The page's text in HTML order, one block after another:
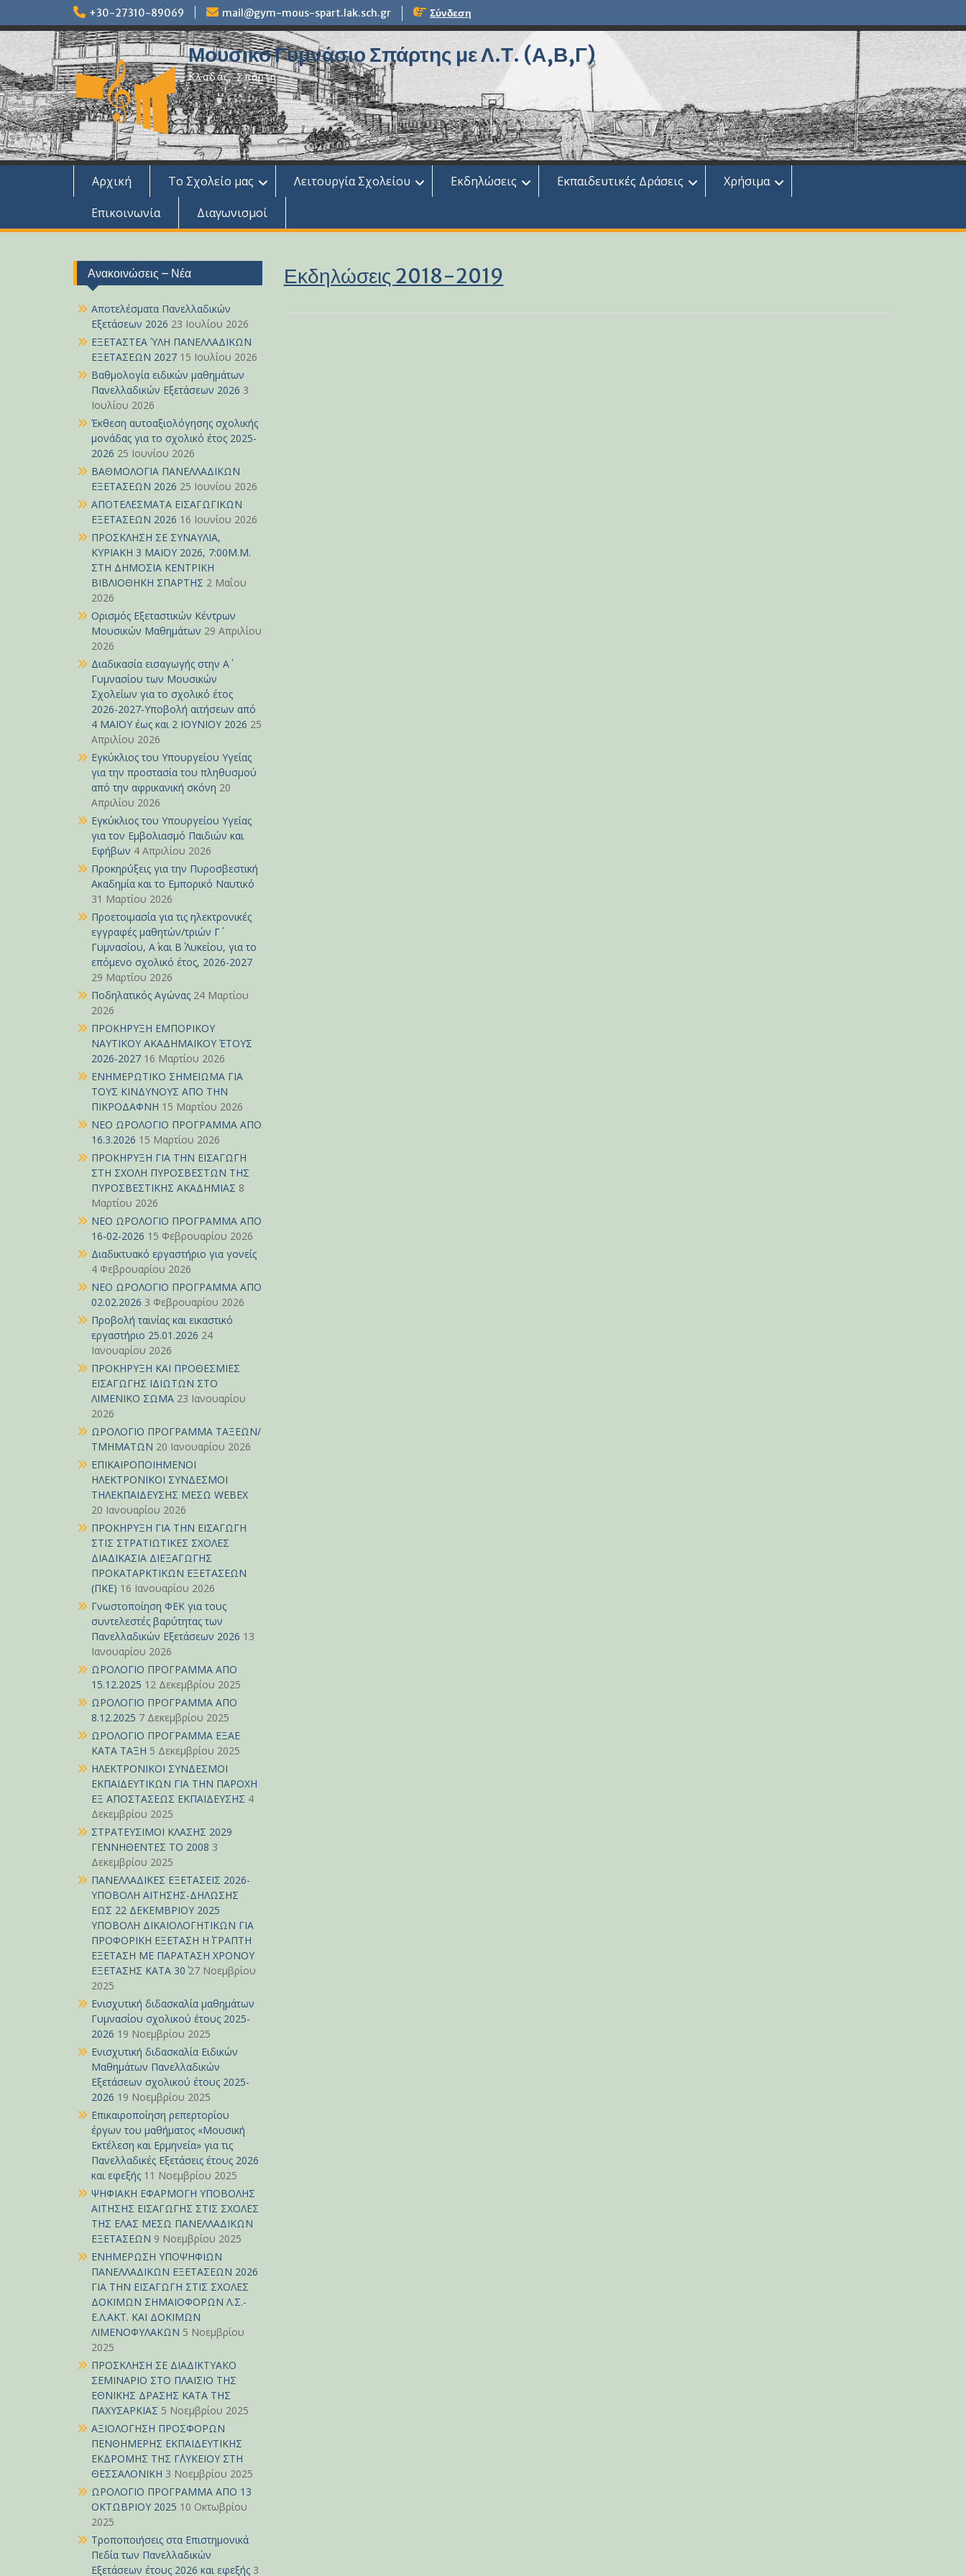
to
content
+30-27310-89069 mail@gym-mous-spart.lak.sch.gr Σύνδεση
Μουσικό Γυμνάσιο Σπάρτης με Λ.Τ. (Α,Β,Γ)
Κλαδάς, Σπάρτη
Αρχική Το Σχολείο μας Λειτουργία Σχολείου Εκδηλώσεις Εκπαιδευτικές Δράσεις
Χρήσιμα
Επικοινωνία
Διαγωνισμοί
Εκδηλώσεις 2018-2019
Ανακοινώσεις – Νέα
Αποτελέσματα Πανελλαδικών
Εξετάσεων 2026 23 Ιουλίου 2026
ΕΞΕΤΑΣΤΕΑ ΎΛΗ ΠΑΝΕΛΛΑΔΙΚΩΝ
ΕΞΕΤΑΣΕΩΝ 2027 15 Ιουλίου 2026
Βαθμολογία ειδικών μαθημάτων
Πανελλαδικών Εξετάσεων 2026 3
Ιουλίου 2026
Έκθεση αυτοαξιολόγησης σχολικής
μονάδας για το σχολικό έτος 2025-
2026 25 Ιουνίου 2026
ΒΑΘΜΟΛΟΓΙΑ ΠΑΝΕΛΛΑΔΙΚΩΝ
ΕΞΕΤΑΣΕΩΝ 2026 25 Ιουνίου 2026
ΑΠΟΤΕΛΕΣΜΑΤΑ ΕΙΣΑΓΩΓΙΚΩΝ
ΕΞΕΤΑΣΕΩΝ 2026 16 Ιουνίου 2026
ΠΡΟΣΚΛΗΣΗ ΣΕ ΣΥΝΑΥΛΙΑ,
ΚΥΡΙΑΚΗ 3 ΜΑΪΟΥ 2026, 7:00Μ.Μ.
ΣΤΗ ΔΗΜΟΣΙΑ ΚΕΝΤΡΙΚΗ
ΒΙΒΛΙΟΘΗΚΗ ΣΠΑΡΤΗΣ 2 Μαΐου
2026
Ορισμός Εξεταστικών Κέντρων
Μουσικών Μαθημάτων 29 Απριλίου
2026
Διαδικασία εισαγωγής στην Α΄
Γυμνασίου των Μουσικών
Σχολείων για το σχολικό έτος
2026-2027-Υποβολή αιτήσεων από
4 ΜΑΪΟΥ έως και 2 ΙΟΥΝΙΟΥ 2026 25
Απριλίου 2026
Εγκύκλιος του Υπουργείου Υγείας
για την προστασία του πληθυσμού
από την αφρικανική σκόνη 20
Απριλίου 2026
Εγκύκλιος του Υπουργείου Υγείας
για τον Εμβολιασμό Παιδιών και
Εφήβων 4 Απριλίου 2026
Προκηρύξεις για την Πυροσβεστική
Ακαδημία και το Εμπορικό Ναυτικό
31 Μαρτίου 2026
Προετοιμασία για τις ηλεκτρονικές
εγγραφές μαθητών/τριών Γ΄
Γυμνασίου, Α΄ και Β΄ Λυκείου, για το
επόμενο σχολικό έτος, 2026-2027
29 Μαρτίου 2026
Ποδηλατικός Αγώνας 24 Μαρτίου
2026
ΠΡΟΚΗΡΥΞΗ ΕΜΠΟΡΙΚΟΥ
ΝΑΥΤΙΚΟΥ ΑΚΑΔΗΜΑΪΚΟΥ ΈΤΟΥΣ
2026-2027 16 Μαρτίου 2026
ΕΝΗΜΕΡΩΤΙΚΟ ΣΗΜΕΙΩΜΑ ΓΙΑ
ΤΟΥΣ ΚΙΝΔΥΝΟΥΣ ΑΠΟ ΤΗΝ
ΠΙΚΡΟΔΑΦΝΗ 15 Μαρτίου 2026
ΝΕΟ ΩΡΟΛΟΓΙΟ ΠΡΟΓΡΑΜΜΑ ΑΠΟ
16.3.2026 15 Μαρτίου 2026
ΠΡΟΚΗΡΥΞΗ ΓΙΑ ΤΗΝ ΕΙΣΑΓΩΓΗ
ΣΤΗ ΣΧΟΛΗ ΠΥΡΟΣΒΕΣΤΩΝ ΤΗΣ
ΠΥΡΟΣΒΕΣΤΙΚΗΣ ΑΚΑΔΗΜΙΑΣ 8
Μαρτίου 2026
ΝΕΟ ΩΡΟΛΟΓΙΟ ΠΡΟΓΡΑΜΜΑ ΑΠΟ
16-02-2026 15 Φεβρουαρίου 2026
Διαδικτυακό εργαστήριο για γονείς
4 Φεβρουαρίου 2026
ΝΕΟ ΩΡΟΛΟΓΙΟ ΠΡΟΓΡΑΜΜΑ ΑΠΟ
02.02.2026 3 Φεβρουαρίου 2026
Προβολή ταινίας και εικαστικό
εργαστήριο 25.01.2026 24
Ιανουαρίου 2026
ΠΡΟΚΗΡΥΞΗ ΚΑΙ ΠΡΟΘΕΣΜΙΕΣ
ΕΙΣΑΓΩΓΗΣ ΙΔΙΩΤΩΝ ΣΤΟ
ΛΙΜΕΝΙΚΟ ΣΩΜΑ 23 Ιανουαρίου
2026
ΩΡΟΛΟΓΙΟ ΠΡΟΓΡΑΜΜΑ ΤΑΞΕΩΝ/
ΤΜΗΜΑΤΩΝ 20 Ιανουαρίου 2026
ΕΠΙΚΑΙΡΟΠΟΙΗΜΕΝΟΙ
ΗΛΕΚΤΡΟΝΙΚΟΙ ΣΥΝΔΕΣΜΟΙ
ΤΗΛΕΚΠΑΙΔΕΥΣΗΣ ΜΕΣΩ WEBEX
20 Ιανουαρίου 2026
ΠΡΟΚΗΡΥΞΗ ΓΙΑ ΤΗΝ ΕΙΣΑΓΩΓΗ
ΣΤΙΣ ΣΤΡΑΤΙΩΤΙΚΕΣ ΣΧΟΛΕΣ
ΔΙΑΔΙΚΑΣΙΑ ΔΙΕΞΑΓΩΓΗΣ
ΠΡΟΚΑΤΑΡΚΤΙΚΩΝ ΕΞΕΤΑΣΕΩΝ
(ΠΚΕ) 16 Ιανουαρίου 2026
Γνωστοποίηση ΦΕΚ για τους
συντελεστές βαρύτητας των
Πανελλαδικών Εξετάσεων 2026 13
Ιανουαρίου 2026
ΩΡΟΛΟΓΙΟ ΠΡΟΓΡΑΜΜΑ ΑΠΟ
15.12.2025 12 Δεκεμβρίου 2025
ΩΡΟΛΟΓΙΟ ΠΡΟΓΡΑΜΜΑ ΑΠΟ
8.12.2025 7 Δεκεμβρίου 2025
ΩΡΟΛΟΓΙΟ ΠΡΟΓΡΑΜΜΑ ΕΞΑΕ
ΚΑΤΑ ΤΑΞΗ 5 Δεκεμβρίου 2025
ΗΛΕΚΤΡΟΝΙΚΟΙ ΣΥΝΔΕΣΜΟΙ
ΕΚΠΑΙΔΕΥΤΙΚΩΝ ΓΙΑ ΤΗΝ ΠΑΡΟΧΗ
ΕΞ ΑΠΟΣΤΑΣΕΩΣ ΕΚΠΑΙΔΕΥΣΗΣ 4
Δεκεμβρίου 2025
ΣΤΡΑΤΕΥΣΙΜΟΙ ΚΛΑΣΗΣ 2029
ΓΕΝΝΗΘΕΝΤΕΣ ΤΟ 2008 3
Δεκεμβρίου 2025
ΠΑΝΕΛΛΑΔΙΚΕΣ ΕΞΕΤΑΣΕΙΣ 2026-
ΥΠΟΒΟΛΗ ΑΙΤΗΣΗΣ-ΔΗΛΩΣΗΣ
ΕΩΣ 22 ΔΕΚΕΜΒΡΙΟΥ 2025
ΥΠΟΒΟΛΗ ΔΙΚΑΙΟΛΟΓΗΤΙΚΩΝ ΓΙΑ
ΠΡΟΦΟΡΙΚΗ ΕΞΕΤΑΣΗ Η΄ ΓΡΑΠΤΗ
ΕΞΕΤΑΣΗ ΜΕ ΠΑΡΑΤΑΣΗ ΧΡΟΝΟΥ
ΕΞΕΤΑΣΗΣ ΚΑΤΑ 30΄ 27 Νοεμβρίου
2025
Ενισχυτική διδασκαλία μαθημάτων
Γυμνασίου σχολικού έτους 2025-
2026 19 Νοεμβρίου 2025
Ενισχυτική διδασκαλία Ειδικών
Μαθημάτων Πανελλαδικών
Εξετάσεων σχολικού έτους 2025-
2026 19 Νοεμβρίου 2025
Επικαιροποίηση ρεπερτορίου
έργων του μαθήματος «Μουσική
Εκτέλεση και Ερμηνεία» για τις
Πανελλαδικές Εξετάσεις έτους 2026
και εφεξής 11 Νοεμβρίου 2025
ΨΗΦΙΑΚΗ ΕΦΑΡΜΟΓΗ ΥΠΟΒΟΛΗΣ
ΑΙΤΗΣΗΣ ΕΙΣΑΓΩΓΗΣ ΣΤΙΣ ΣΧΟΛΕΣ
ΤΗΣ ΕΛΑΣ ΜΕΣΩ ΠΑΝΕΛΛΑΔΙΚΩΝ
ΕΞΕΤΑΣΕΩΝ 9 Νοεμβρίου 2025
ΕΝΗΜΕΡΩΣΗ ΥΠΟΨΗΦΙΩΝ
ΠΑΝΕΛΛΑΔΙΚΩΝ ΕΞΕΤΑΣΕΩΝ 2026
ΓΙΑ ΤΗΝ ΕΙΣΑΓΩΓΗ ΣΤΙΣ ΣΧΟΛΕΣ
ΔΟΚΙΜΩΝ ΣΗΜΑΙΟΦΟΡΩΝ Λ.Σ.-
Ε.Λ.ΑΚΤ. ΚΑΙ ΔΟΚΙΜΩΝ
ΛΙΜΕΝΟΦΥΛΑΚΩΝ 5 Νοεμβρίου
2025
ΠΡΟΣΚΛΗΣΗ ΣΕ ΔΙΑΔΙΚΤΥΑΚΟ
ΣΕΜΙΝΑΡΙΟ ΣΤΟ ΠΛΑΙΣΙΟ ΤΗΣ
ΕΘΝΙΚΗΣ ΔΡΑΣΗΣ ΚΑΤΑ ΤΗΣ
ΠΑΧΥΣΑΡΚΙΑΣ 5 Νοεμβρίου 2025
ΑΞΙΟΛΟΓΗΣΗ ΠΡΟΣΦΟΡΩΝ
ΠΕΝΘΗΜΕΡΗΣ ΕΚΠΑΙΔΕΥΤΙΚΗΣ
ΕΚΔΡΟΜΗΣ ΤΗΣ Γ΄ΛΥΚΕΙΟΥ ΣΤΗ
ΘΕΣΣΑΛΟΝΙΚΗ 3 Νοεμβρίου 2025
ΩΡΟΛΟΓΙΟ ΠΡΟΓΡΑΜΜΑ ΑΠΟ 13
ΟΚΤΩΒΡΙΟΥ 2025 10 Οκτωβρίου
2025
Τροποποιήσεις στα Επιστημονικά
Πεδία των Πανελλαδικών
Εξετάσεων έτους 2026 και εφεξής 3